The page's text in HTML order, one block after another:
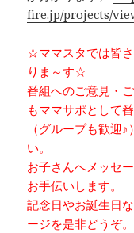
fire.jp/projects/
☆ママスタでは皆
りま～す☆
番組へのご意見・
もママサポとして
（グループも歓迎
い。
お子さんへメッセ
お手伝いします。
記念日やお誕生日
ージを是非どうぞ。